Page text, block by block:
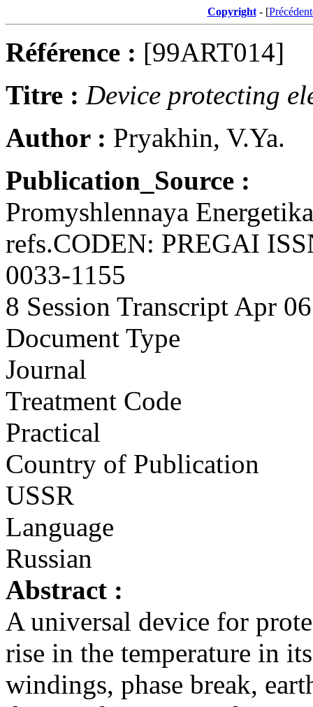
Copyright- [
Référence : [99ART014]
Titre : Device protecting
Author : Pryakhin, V.Ya.
Publication_Source :
Promyshlennaya
refs.CODEN: PREGAI
0033-1155
8 Session Transcript Apr
Document Type
Journal
Treatment Code
Practical
Country of Publication
USSR
Language
Russian
Abstract :
A universal device for
rise in the temperature in its
windings, phase break,